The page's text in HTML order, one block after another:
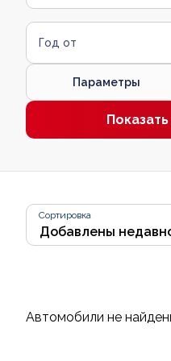
Год от
Параметры
Сортировка
Автомобили не